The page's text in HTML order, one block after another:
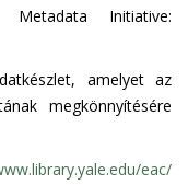
Initiative:
amelyet az
megkönnyítésére
eac/